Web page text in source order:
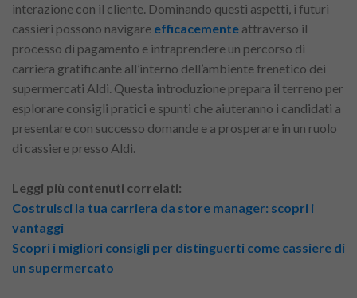
interazione con il cliente. Dominando questi aspetti, i futuri
cassieri possono navigare efficacemente attraverso il
processo di pagamento e intraprendere un percorso di
carriera gratificante all’interno dell’ambiente frenetico dei
supermercati Aldi. Questa introduzione prepara il terreno per
esplorare consigli pratici e spunti che aiuteranno i candidati a
presentare con successo domande e a prosperare in un ruolo
di cassiere presso Aldi.
Leggi più contenuti correlati:
Costruisci la tua carriera da store manager: scopri i
vantaggi
Scopri i migliori consigli per distinguerti come cassiere di
un supermercato